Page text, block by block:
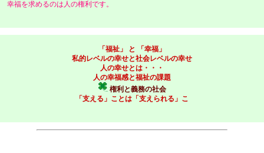
幸福を求めるのは人の権利です。
「福祉」 と 「幸福」
私的レベルの幸せと社会レベルの幸せ
人の幸せとは・・・
人の幸福感と福祉の課題
権利と義務の社会
「支える」ことは「支えられる」こ